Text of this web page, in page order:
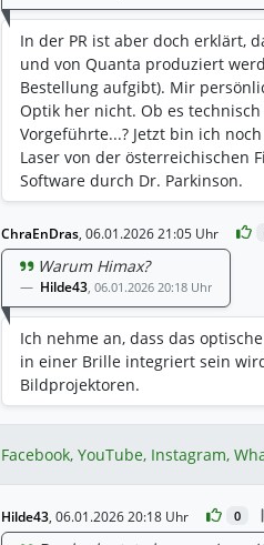
In der PR ist aber doch erklärt,
und von Quanta produziert
Bestellung aufgibt). Mir
Optik her nicht. Ob es
Vorgeführte...? Jetzt bin ich
Laser von der österreichischen
Software durch Dr. Parkinson.
ChraEnDras, 06.01.2026 21:05 Uhr
Warum Himax?
Hilde43, 06.01.2026 20:18 Uhr
Ich nehme an, dass das
in einer Brille integriert sein
Bildprojektoren.
Facebook, YouTube, Instagram,
Hilde43, 06.01.2026 20:18 Uhr 0